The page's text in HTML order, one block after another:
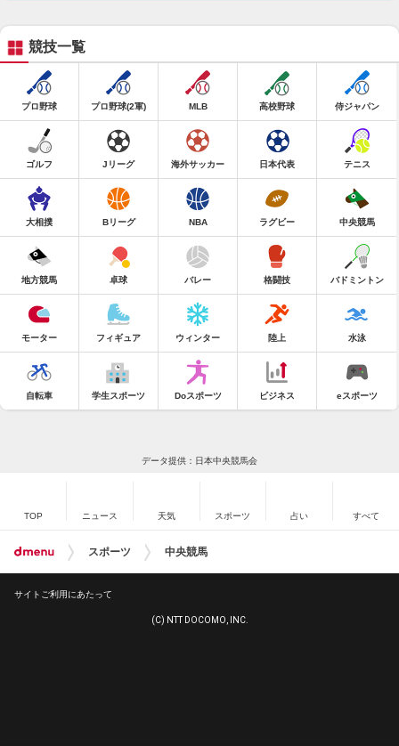
競技一覧
プロ野球 プロ野球(2軍) MLB 高校野球 侍ジャパン
ゴルフ Jリーグ 海外サッカー 日本代表 テニス
大相撲 Bリーグ NBA ラグビー 中央競馬
地方競馬 卓球 バレー 格闘技 バドミントン
モーター フィギュア ウィンター 陸上 水泳
自転車 学生スポーツ Doスポーツ ビジネス eスポーツ
データ提供：日本中央競馬会
TOP ニュース 天気 スポーツ 占い すべて
スポーツ 中央競馬
サイトご利用にあたって
(C) NTT DOCOMO, INC.